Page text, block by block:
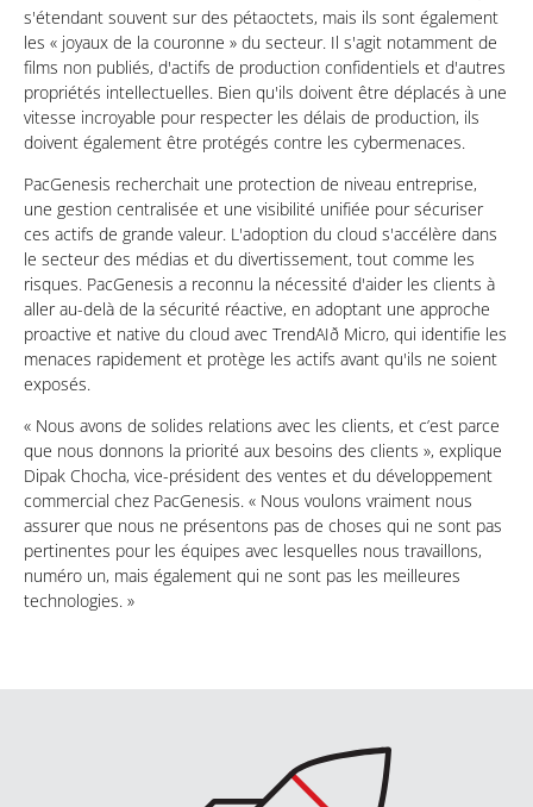
s'étendant souvent sur des pétaoctets, mais ils sont également
les « joyaux de la couronne » du secteur. Il s'agit notamment de
films non publiés, d'actifs de production confidentiels et d'autres
propriétés intellectuelles. Bien qu'ils doivent être déplacés à une
vitesse incroyable pour respecter les délais de production, ils
doivent également être protégés contre les cybermenaces.
PacGenesis recherchait une protection de niveau entreprise,
une gestion centralisée et une visibilité unifiée pour sécuriser
ces actifs de grande valeur. L'adoption du cloud s'accélère dans
le secteur des médias et du divertissement, tout comme les
risques. PacGenesis a reconnu la nécessité d'aider les clients à
aller au-delà de la sécurité réactive, en adoptant une approche
proactive et native du cloud avec TrendAIð Micro, qui identifie les
menaces rapidement et protège les actifs avant qu'ils ne soient
exposés.
« Nous avons de solides relations avec les clients, et c’est parce
que nous donnons la priorité aux besoins des clients », explique
Dipak Chocha, vice-président des ventes et du développement
commercial chez PacGenesis. « Nous voulons vraiment nous
assurer que nous ne présentons pas de choses qui ne sont pas
pertinentes pour les équipes avec lesquelles nous travaillons,
numéro un, mais également qui ne sont pas les meilleures
technologies. »